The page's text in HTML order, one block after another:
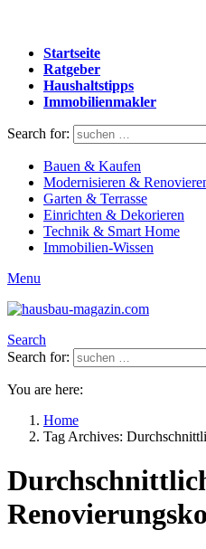
Startseite
Ratgeber
Haushaltstipps
Immobilienmakler
Search for:
Bauen & Kaufen
Modernisieren &
Garten & Terrasse
Einrichten & Dekorieren
Technik & Smart Home
Immobilien-Wissen
Menu
Search
Search for:
You are here:
Home
Tag Archives: